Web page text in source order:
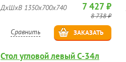
ДхШхВ 1350х700х740 7 427 ₽
8 738 ₽
Сравнить ЗАКАЗАТЬ
Стол угловой левый C-34л